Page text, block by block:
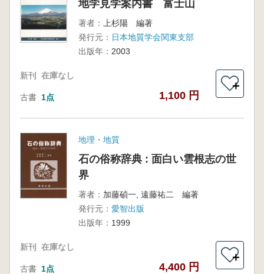
地学見学案内書 富士山
著者：
上杉陽 編著
発行元： 日本地質学会関東支部
出版年： 2003
新刊 在庫なし
古書 1点 1,100 円
＋
地理・地質
石の俗称辞典 : 面白い雲根志の世
界
著者： 加藤碵一, 遠藤祐二 編著
発行元： 愛智出版
出版年： 1999
新刊 在庫なし
古書 1点 4,400 円
＋